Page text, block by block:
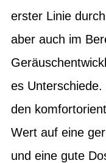
erster Linie
aber auch im
es
den
Wert auf eine
und eine gute